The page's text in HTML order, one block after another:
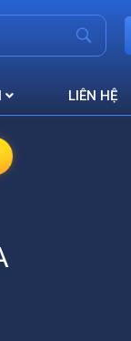
LIÊN HỆ